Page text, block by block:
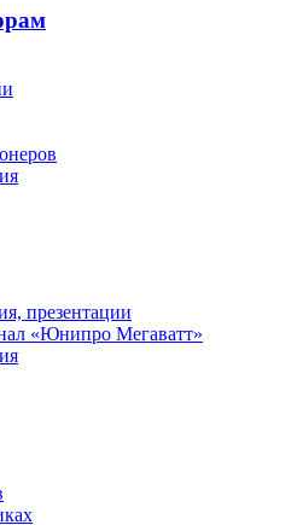
презентации
«Юнипро Мегаватт»